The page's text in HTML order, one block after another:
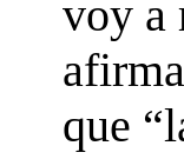
voy a
que